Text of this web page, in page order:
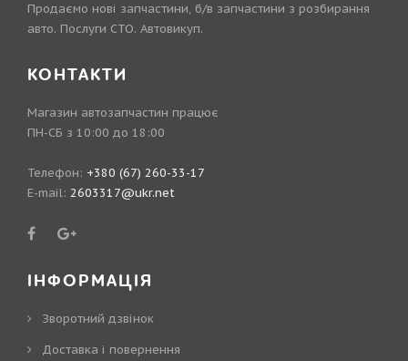
Продаємо нові запчастини, б/в запчастини з розбирання
авто. Послуги СТО. Автовикуп.
КОНТАКТИ
Магазин автозапчастин працює
ПН-СБ з 10:00 до 18:00
Телефон: +380 (67) 260-33-17
E-mail: 2603317@ukr.net
ІНФОРМАЦІЯ
Зворотний дзвінок
Доставка і повернення